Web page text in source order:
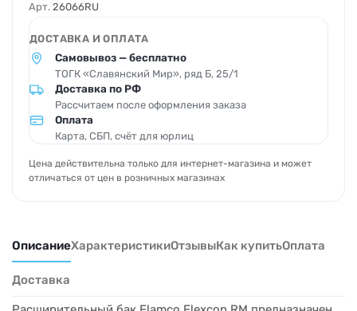
Арт. 26066RU
ДОСТАВКА И ОПЛАТА
Самовывоз — бесплатно
ТОГК «Славянский Мир», ряд Б, 25/1
Доставка по РФ
Рассчитаем после оформления заказа
Оплата
Карта, СБП, счёт для юрлиц
Цена действительна только для интернет-магазина и может
отличаться от цен в розничных магазинах
ОписаниеХарактеристикиОтзывыКак купитьОплата
Доставка